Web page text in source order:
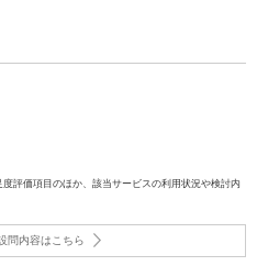
評価項目のほか、該当サービスの利用状況や検討内
問内容はこちら